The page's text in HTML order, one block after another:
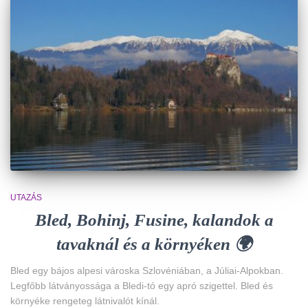
UTAZÁS
Bled, Bohinj, Fusine, kalandok a
tavaknál és a környéken 🌍
Bled egy bájos alpesi városka Szlovéniában, a Júliai-Alpokban.
Legfőbb látványossága a Bledi-tó egy apró szigettel. Bled és
környéke rengeteg látnivalót kínál.